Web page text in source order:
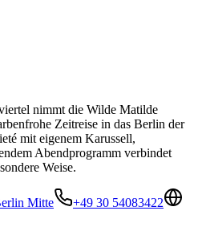
nimmt die Wilde Matilde
Zeitreise in das Berlin der
mit eigenem Karussell,
Abendprogramm verbindet
Weise.
Mitte
+49 30 54083422